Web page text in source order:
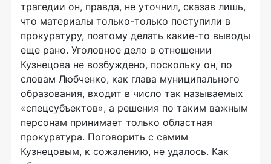
трагедии он, правда, не уточнил, сказав лишь,
что материалы только-только поступили в
прокуратуру, поэтому делать какие-то выводы
еще рано. Уголовное дело в отношении
Кузнецова не возбуждено, поскольку он, по
словам Любченко, как глава муниципального
образования, входит в число так называемых
«спецсубъектов», а решения по таким важным
персонам принимает только областная
прокуратура. Поговорить с самим
Кузнецовым, к сожалению, не удалось. Как